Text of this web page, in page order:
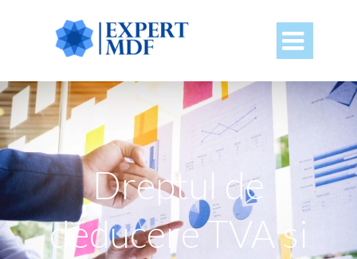

Dreptul de
deducere TVA si